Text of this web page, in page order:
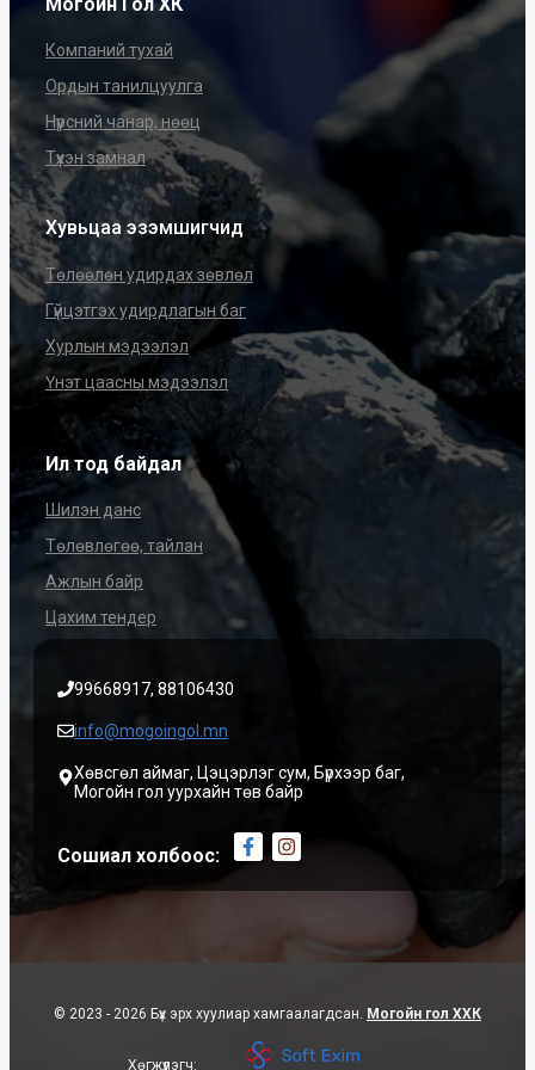
Компаний тухай
Ордын танилцуулга
Нүүрсний чанар, нөөц
Түүхэн замнал
Хувьцаа эзэмшигчид
Төлөөлөн удирдах зөвлөл
Гүйцэтгэх удирдлагын баг
Хурлын мэдээлэл
Үнэт цаасны мэдээлэл
Ил тод байдал
Шилэн данс
Төлөвлөгөө, тайлан
Ажлын байр
Цахим тендер
99668917, 88106430
info@mogoingol.mn
Хөвсгөл аймаг, Цэцэрлэг сум, Бүрхээр баг,
Могойн гол уурхайн төв байр
Сошиал холбоос:
© 2023 - 2026 Бүх эрх хуулиар хамгаалагдсан. Могойн гол ХХК
Хөгжүүлэгч: